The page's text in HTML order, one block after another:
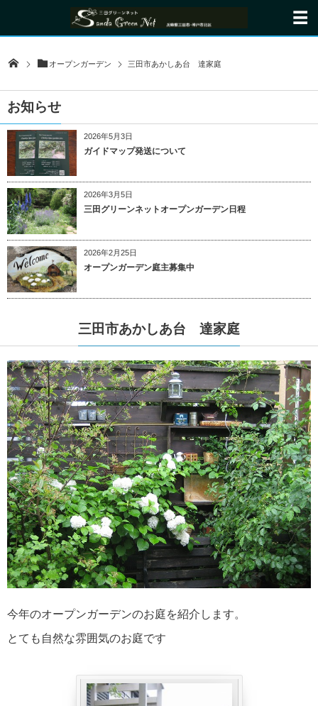
オープンガーデン 三田市あかしあ台 達家庭
お知らせ
2026年5月3日
ガイドマップ発送について
2026年3月5日
三田グリーンネットオープンガーデン日程
2026年2月25日
オープンガーデン庭主募集中
三田市あかしあ台 達家庭
今年のオープンガーデンのお庭を紹介します。
とても自然な雰囲気のお庭です